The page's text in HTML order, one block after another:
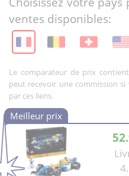
ventes disponibles:
Le comparateur de prix
peut recevoir une commission
par ces liens.